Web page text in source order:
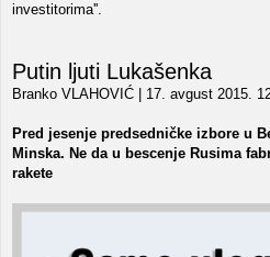
investitorima''.
Putin ljuti Lukašenka
Branko VLAHOVIĆ | 17. avgust 2015.
Pred jesenje predsedničke izbore u
Minska. Ne da u bescenje Rusima
rakete